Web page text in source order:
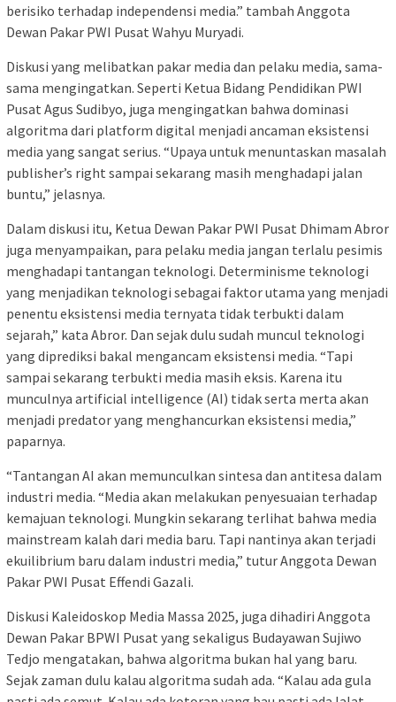
berisiko terhadap independensi media.” tambah Anggota
Dewan Pakar PWI Pusat Wahyu Muryadi.
Diskusi yang melibatkan pakar media dan pelaku media, sama-
sama mengingatkan. Seperti Ketua Bidang Pendidikan PWI
Pusat Agus Sudibyo, juga mengingatkan bahwa dominasi
algoritma dari platform digital menjadi ancaman eksistensi
media yang sangat serius. “Upaya untuk menuntaskan masalah
publisher’s right sampai sekarang masih menghadapi jalan
buntu,” jelasnya.
Dalam diskusi itu, Ketua Dewan Pakar PWI Pusat Dhimam Abror
juga menyampaikan, para pelaku media jangan terlalu pesimis
menghadapi tantangan teknologi. Determinisme teknologi
yang menjadikan teknologi sebagai faktor utama yang menjadi
penentu eksistensi media ternyata tidak terbukti dalam
sejarah,” kata Abror. Dan sejak dulu sudah muncul teknologi
yang diprediksi bakal mengancam eksistensi media. “Tapi
sampai sekarang terbukti media masih eksis. Karena itu
munculnya artificial intelligence (AI) tidak serta merta akan
menjadi predator yang menghancurkan eksistensi media,”
paparnya.
“Tantangan AI akan memunculkan sintesa dan antitesa dalam
industri media. “Media akan melakukan penyesuaian terhadap
kemajuan teknologi. Mungkin sekarang terlihat bahwa media
mainstream kalah dari media baru. Tapi nantinya akan terjadi
ekuilibrium baru dalam industri media,” tutur Anggota Dewan
Pakar PWI Pusat Effendi Gazali.
Diskusi Kaleidoskop Media Massa 2025, juga dihadiri Anggota
Dewan Pakar BPWI Pusat yang sekaligus Budayawan Sujiwo
Tedjo mengatakan, bahwa algoritma bukan hal yang baru.
Sejak zaman dulu kalau algoritma sudah ada. “Kalau ada gula